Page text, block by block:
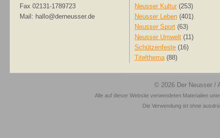
Fax 02131-1789723
Mail: hallo@derneusser.de
Neusser Kultur (253)
Neusser Leben (401)
Neusser Sport (63)
Neusser Umwelt (11)
Schützenfeste (16)
Titelthema(88)
© 2026 Der Neusser /
Alle auf dieser Website verwendeten Materialien
Die Verwendung ist ohne